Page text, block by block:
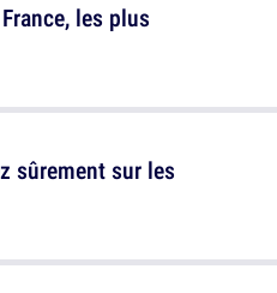
sûrement sur les
les plus